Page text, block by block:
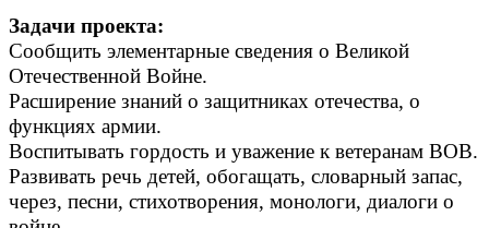
Задачи проекта:
Сообщить элементарные сведения о Великой
Отечественной Войне.
Расширение знаний о защитниках отечества, о
функциях армии.
Воспитывать гордость и уважение к ветеранам ВОВ.
Развивать речь детей, обогащать, словарный запас,
через, песни, стихотворения, монологи, диалоги о